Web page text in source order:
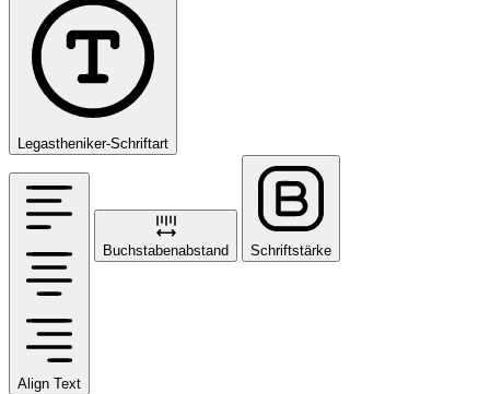
Legastheniker-Schriftart
Align Text
Buchstabenabstand Schriftstärke